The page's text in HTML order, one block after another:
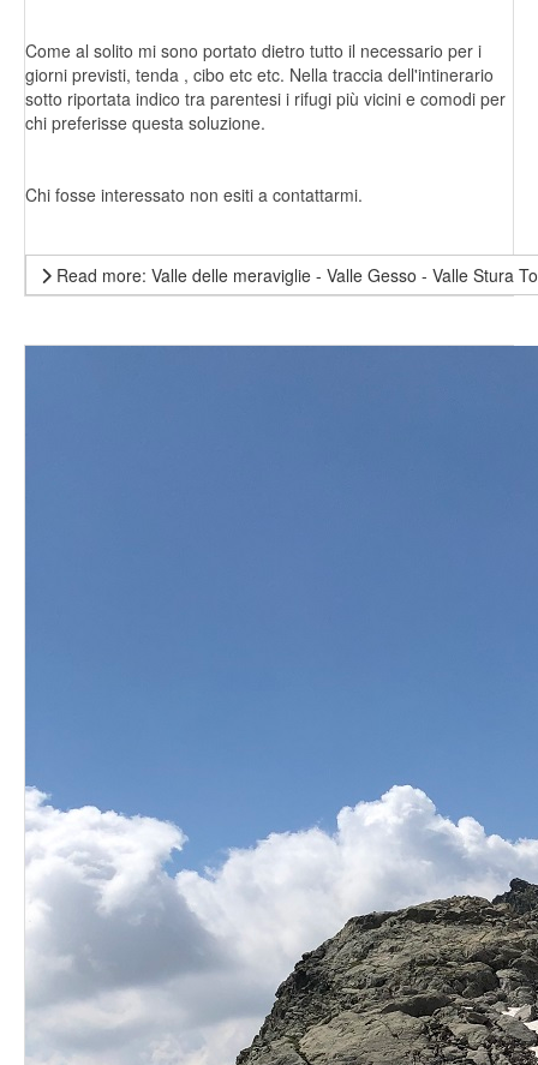
Come al solito mi sono portato dietro tutto il necessario per i
giorni previsti, tenda , cibo etc etc. Nella traccia dell'intinerario
sotto riportata indico tra parentesi i rifugi più vicini e comodi per
chi preferisse questa soluzione.
Chi fosse interessato non esiti a contattarmi.
Read more: Valle delle meraviglie - Valle Gesso - Valle Stura